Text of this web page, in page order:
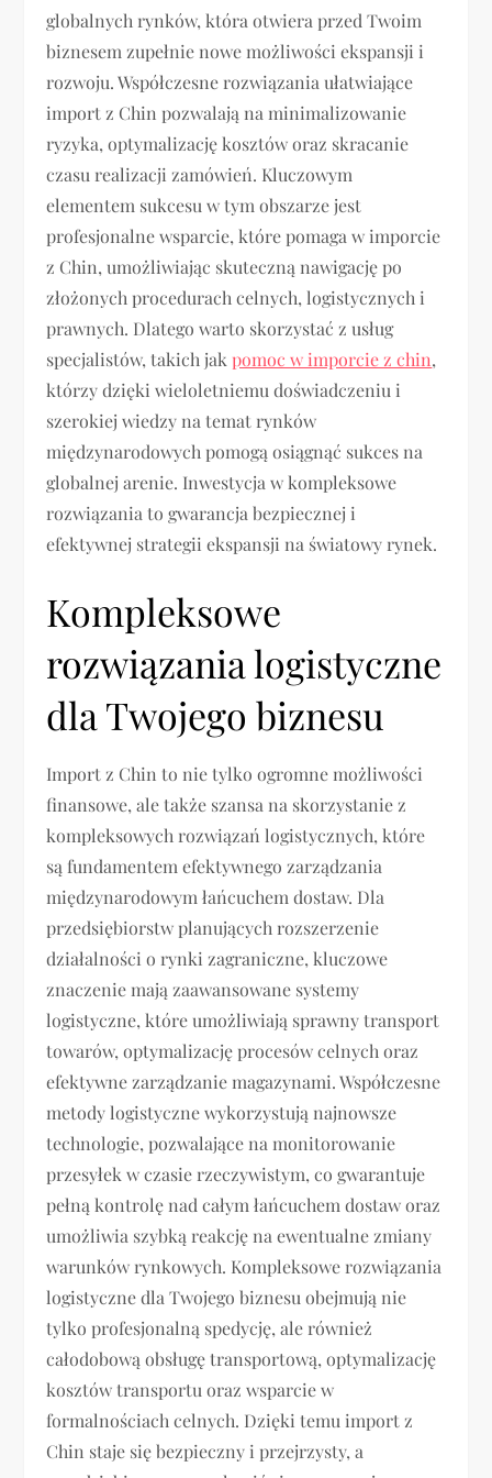
globalnych rynków, która otwiera przed Twoim
biznesem zupełnie nowe możliwości ekspansji i
rozwoju. Współczesne rozwiązania ułatwiające
import z Chin pozwalają na minimalizowanie
ryzyka, optymalizację kosztów oraz skracanie
czasu realizacji zamówień. Kluczowym
elementem sukcesu w tym obszarze jest
profesjonalne wsparcie, które pomaga w imporcie
z Chin, umożliwiając skuteczną nawigację po
złożonych procedurach celnych, logistycznych i
prawnych. Dlatego warto skorzystać z usług
specjalistów, takich jakpomoc w imporcie z chin,
którzy dzięki wieloletniemu doświadczeniu i
szerokiej wiedzy na temat rynków
międzynarodowych pomogą osiągnąć sukces na
globalnej arenie. Inwestycja w kompleksowe
rozwiązania to gwarancja bezpiecznej i
efektywnej strategii ekspansji na światowy rynek.
Kompleksowe
rozwiązania logistyczne
dla Twojego biznesu
Import z Chin to nie tylko ogromne możliwości
finansowe, ale także szansa na skorzystanie z
kompleksowych rozwiązań logistycznych, które
są fundamentem efektywnego zarządzania
międzynarodowym łańcuchem dostaw. Dla
przedsiębiorstw planujących rozszerzenie
działalności o rynki zagraniczne, kluczowe
znaczenie mają zaawansowane systemy
logistyczne, które umożliwiają sprawny transport
towarów, optymalizację procesów celnych oraz
efektywne zarządzanie magazynami. Współczesne
metody logistyczne wykorzystują najnowsze
technologie, pozwalające na monitorowanie
przesyłek w czasie rzeczywistym, co gwarantuje
pełną kontrolę nad całym łańcuchem dostaw oraz
umożliwia szybką reakcję na ewentualne zmiany
warunków rynkowych. Kompleksowe rozwiązania
logistyczne dla Twojego biznesu obejmują nie
tylko profesjonalną spedycję, ale również
całodobową obsługę transportową, optymalizację
kosztów transportu oraz wsparcie w
formalnościach celnych. Dzięki temu import z
Chin staje się bezpieczny i przejrzysty, a